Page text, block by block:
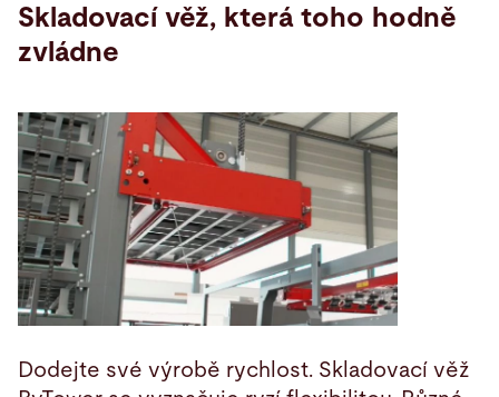
Skladovací věž, která toho hodně
zvládne
Dodejte své výrobě rychlost. Skladovací věž